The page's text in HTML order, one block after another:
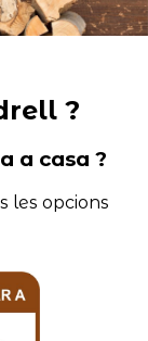
?
a casa ?
les opcions